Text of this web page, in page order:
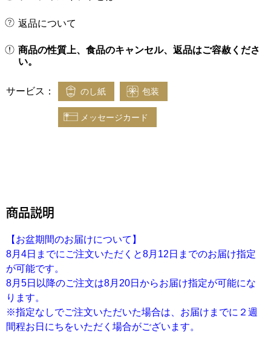
返品について
商品の性質上、食品のキャンセル、返品はご容赦くださ
い。
サービス： のし紙 包装
メッセージカード
商品説明
【お盆期間のお届けについて】
8月4日までにご注文いただくと8月12日までのお届け指定
が可能です。
8月5日以降のご注文は8月20日からお届け指定が可能にな
ります。
※指定なしでご注文いただいた場合は、お届けまでに２週
間程お日にちをいただく場合がございます。